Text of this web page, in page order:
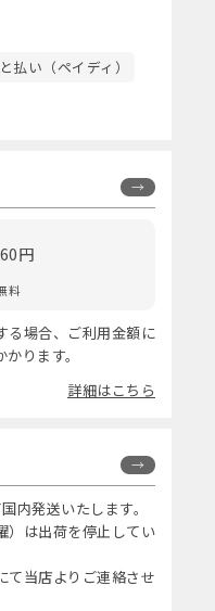
払い（ペイディ）
円
料
る場合、ご利用金額に
ります。
詳細はこちら
内発送いたします。
）は出荷を停止してい
当店よりご連絡させ